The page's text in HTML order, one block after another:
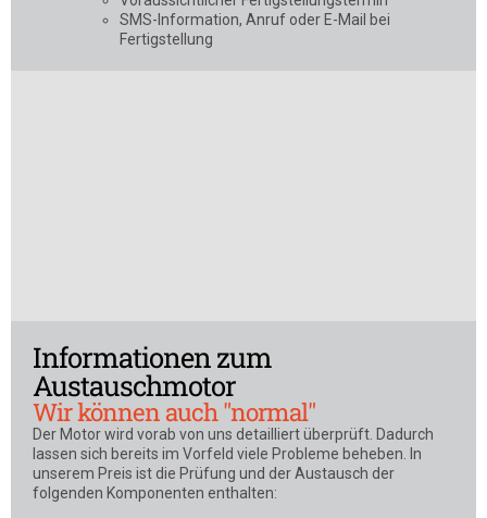
SMS-Information, Anruf oder E-Mail bei
Fertigstellung
Informationen zum
Austauschmotor
Wir können auch "normal"
Der Motor wird vorab von uns detailliert überprüft. Dadurch
lassen sich bereits im Vorfeld viele Probleme beheben. In
unserem Preis ist die Prüfung und der Austausch der
folgenden Komponenten enthalten: